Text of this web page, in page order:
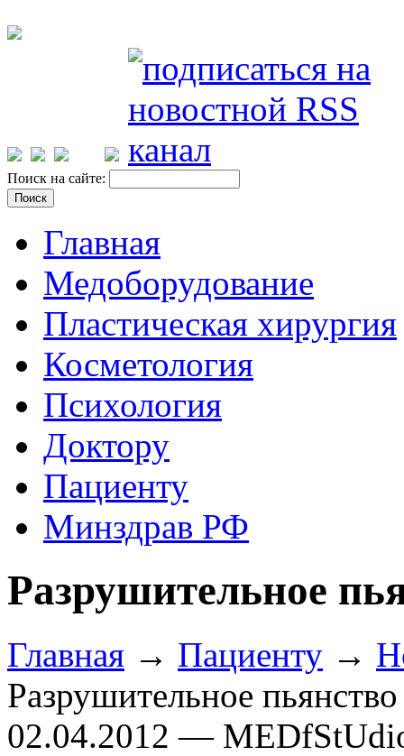
Поиск на сайте:
Главная
Медоборудование
Пластическая хирургия
Косметология
Психология
Доктору
Пациенту
Минздрав РФ
Разрушительное
Главная → Пациенту →
Разрушительное пьянство
02.04.2012 —